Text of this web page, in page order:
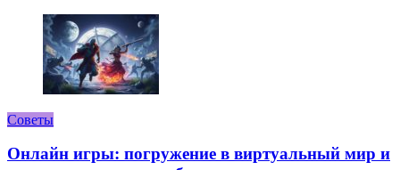
Советы
Онлайн игры: погружение в виртуальный мир и